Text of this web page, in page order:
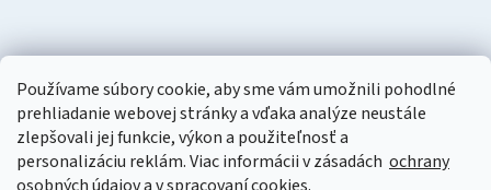
Používame súbory cookie, aby sme vám umožnili pohodlné
prehliadanie webovej stránky a vďaka analýze neustále
zlepšovali jej funkcie, výkon a použiteľnosť a
personalizáciu reklám. Viac informácii v zásadách ochrany